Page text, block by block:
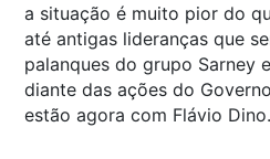
a situação é muito pior do
até antigas lideranças que
palanques do grupo Sarney
diante das ações do
estão agora com Flávio Dino.